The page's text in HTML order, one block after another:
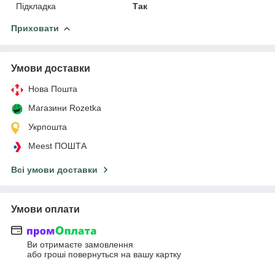
Підкладка
Так
Приховати
Умови доставки
Нова Пошта
Магазини Rozetka
Укрпошта
Meest ПОШТА
Всі умови доставки
Умови оплати
Ви отримаєте замовлення
або гроші повернуться на вашу картку